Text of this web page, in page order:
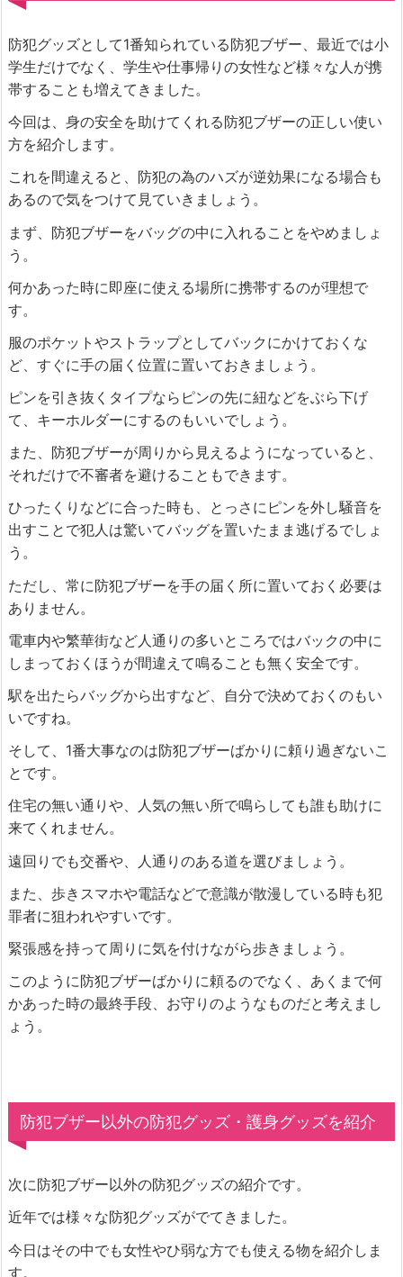
防犯グッズとして1番知られている防犯ブザー、最近では小
学生だけでなく、学生や仕事帰りの女性など様々な人が携
帯することも増えてきました。
今回は、身の安全を助けてくれる防犯ブザーの正しい使い
方を紹介します。
これを間違えると、防犯の為のハズが逆効果になる場合も
あるので気をつけて見ていきましょう。
まず、防犯ブザーをバッグの中に入れることをやめましょ
う。
何かあった時に即座に使える場所に携帯するのが理想で
す。
服のポケットやストラップとしてバックにかけておくな
ど、すぐに手の届く位置に置いておきましょう。
ピンを引き抜くタイプならピンの先に紐などをぶら下げ
て、キーホルダーにするのもいいでしょう。
また、防犯ブザーが周りから見えるようになっていると、
それだけで不審者を避けることもできます。
ひったくりなどに合った時も、とっさにピンを外し騒音を
出すことで犯人は驚いてバッグを置いたまま逃げるでしょ
う。
ただし、常に防犯ブザーを手の届く所に置いておく必要は
ありません。
電車内や繁華街など人通りの多いところではバックの中に
しまっておくほうが間違えて鳴ることも無く安全です。
駅を出たらバッグから出すなど、自分で決めておくのもい
いですね。
そして、1番大事なのは防犯ブザーばかりに頼り過ぎないこ
とです。
住宅の無い通りや、人気の無い所で鳴らしても誰も助けに
来てくれません。
遠回りでも交番や、人通りのある道を選びましょう。
また、歩きスマホや電話などで意識が散漫している時も犯
罪者に狙われやすいです。
緊張感を持って周りに気を付けながら歩きましょう。
このように防犯ブザーばかりに頼るのでなく、あくまで何
かあった時の最終手段、お守りのようなものだと考えまし
ょう。
防犯ブザー以外の防犯グッズ・護身グッズを紹介
次に防犯ブザー以外の防犯グッズの紹介です。
近年では様々な防犯グッズがでてきました。
今日はその中でも女性やひ弱な方でも使える物を紹介しま
す。